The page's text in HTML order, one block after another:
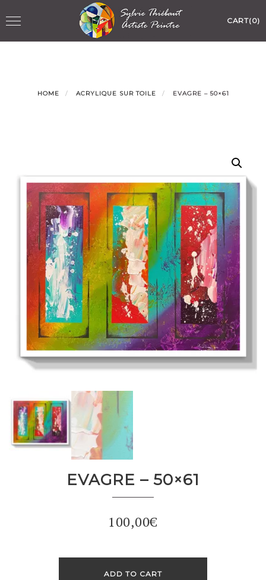
to
content
Toggle CART(0)
HOME ACRYLIQUE SUR TOILE EVAGRE – 50×61
EVAGRE – 50×61
100,00€
ADD TO CART